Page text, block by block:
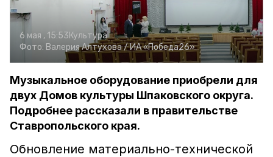
6 мая , 15:53Культура
Фото: Валерия Алтухова /ИА «Победа26»
Музыкальное оборудование приобрели для
двух Домов культуры Шпаковского округа.
Подробнее рассказали в правительстве
Ставропольского края.
Обновление материально-технической